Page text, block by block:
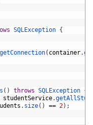
SQLException {
getConnection( container.
( ) throws SQLException {
studentService.
. size( ) == 2) ;